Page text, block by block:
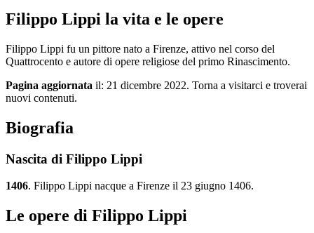
Filippo Lippi la vita e le opere
Filippo Lippi fu un pittore nato a Firenze, attivo nel corso del
Quattrocento e autore di opere religiose del primo Rinascimento.
Pagina aggiornata il: 21 dicembre 2022. Torna a visitarci e troverai
nuovi contenuti.
Biografia
Nascita di Filippo Lippi
1406. Filippo Lippi nacque a Firenze il 23 giugno 1406.
Le opere di Filippo Lippi